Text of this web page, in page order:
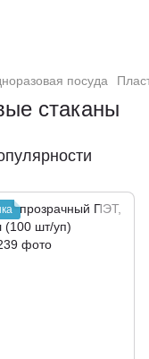
посуда
стаканы